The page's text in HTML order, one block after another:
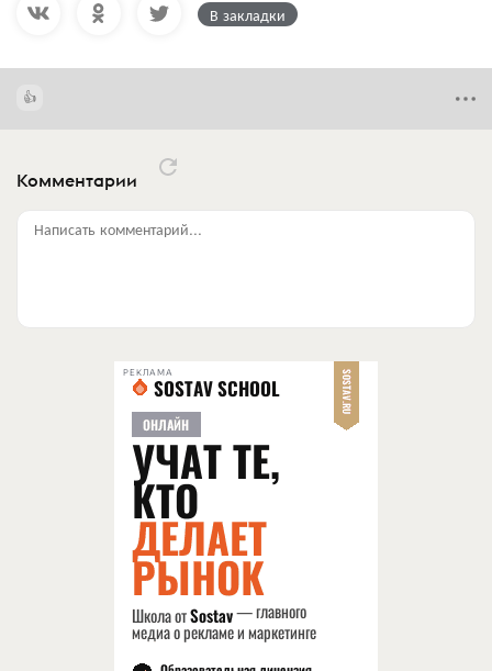
В закладки
Комментарии
Написать комментарий...
РЕКЛАМА